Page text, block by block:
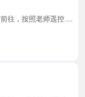
往，按照老师遥控 ...